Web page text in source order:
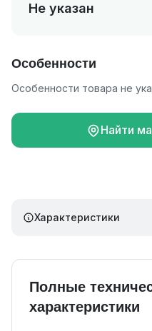
Не указан
Особенности
Особенности товара не
Найти
Характеристики
Полные
характеристики